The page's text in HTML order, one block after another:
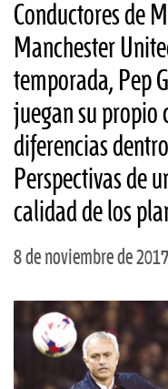
Conductores de
Manchester
temporada, Pep
juegan su propio
diferencias
Perspectivas de
calidad de los
8 de noviembre de 2017